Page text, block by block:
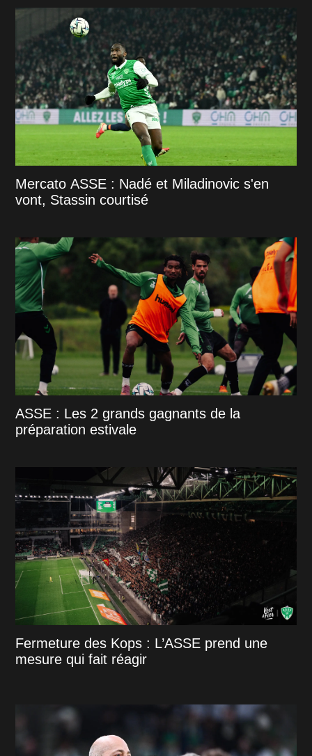
Mercato ASSE : Nadé et Miladinovic s'en
vont, Stassin courtisé
ASSE : Les 2 grands gagnants de la
préparation estivale
Fermeture des Kops : L’ASSE prend une
mesure qui fait réagir